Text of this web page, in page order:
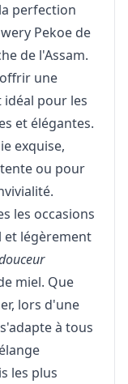
perfection
Pekoe de
de l'Assam.
une
idéal pour les
et élégantes.
exquise,
ou pour
les occasions
et légèrement
miel. Que
lors d'une
à tous
les plus